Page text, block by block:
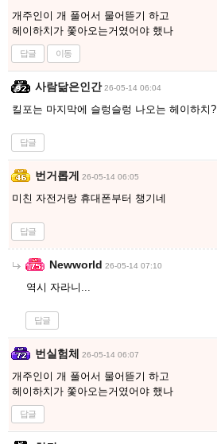
개주인이 개 풀어서 물어뜯기 하고
헤이하치가 쫓아오는거였어야 했나
답글 이동
사람닮은인간 26-05-14 06:04
킬포는 마지막에 슬렁슬렁 나오는 헤이하치?
답글
번거롭게 26-05-14 06:05
미친 자전거랑 휴대폰부터 챙기네
답글
Newworld 26-05-14 07:10
역시 자라니...
답글
번실험체 26-05-14 06:07
개주인이 개 풀어서 물어뜯기 하고
헤이하치가 쫓아오는거였어야 했나
답글